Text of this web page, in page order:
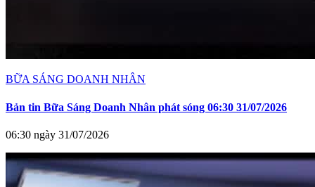
BỮA SÁNG DOANH NHÂN
Bản tin Bữa Sáng Doanh Nhân phát sóng 06:30 31/07/2026
06:30 ngày 31/07/2026